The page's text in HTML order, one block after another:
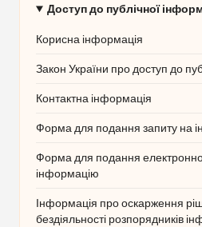
Доступ до публічної
Корисна інформація
Закон України про доступ до
Контактна інформація
Форма для подання запиту на
Форма для подання
інформацію
Інформація про оскарження
бездіяльності розпорядників